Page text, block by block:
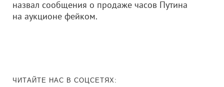
назвал сообщения о продаже часов Путина
на аукционе фейком.
ЧИТАЙТЕ НАС В СОЦСЕТЯХ: